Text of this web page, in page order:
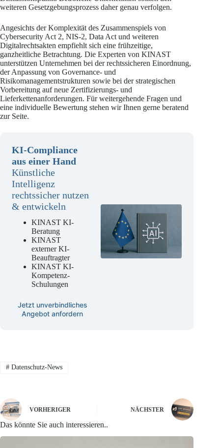
weiteren Gesetzgebungsprozess daher genau verfolgen.
Angesichts der Komplexität des Zusammenspiels von
Cybersecurity Act 2, NIS-2, Data Act und weiteren
Digitalrechtsakten empfiehlt sich eine frühzeitige,
ganzheitliche Betrachtung. Die Experten von KINAST
unterstützen Unternehmen bei der rechtssicheren Einordnung,
der Anpassung von Governance- und
Risikomanagementstrukturen sowie bei der strategischen
Vorbereitung auf neue Zertifizierungs- und
Lieferkettenanforderungen. Für weitergehende Fragen und
eine individuelle Bewertung stehen wir Ihnen gerne beratend
zur Seite.
KI-Compliance
aus einer Hand
Künstliche
Intelligenz
rechtssicher nutzen
& entwickeln
KINAST KI-
Beratung
KINAST
externer KI-
Beauftragter
KINAST KI-
Kompetenz-
Schulungen
Jetzt unverbindliches
Angebot anfordern
#Datenschutz-News
VORHERIGER NÄCHSTER
Das könnte Sie auch interessieren..